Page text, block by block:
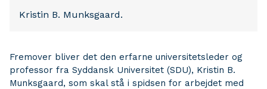
Kristin B. Munksgaard.
Fremover bliver det den erfarne universitetsleder og
professor fra Syddansk Universitet (SDU), Kristin B.
Munksgaard, som skal stå i spidsen for arbejdet med